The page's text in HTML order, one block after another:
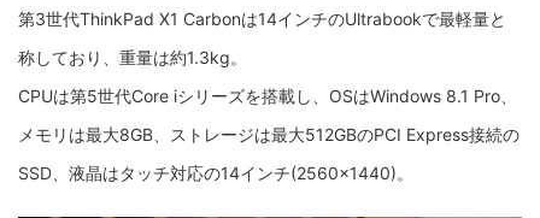
第3世代ThinkPad X1 Carbonは14インチのUltrabookで最軽量と
称しており、重量は約1.3kg。
CPUは第5世代Core iシリーズを搭載し、OSはWindows 8.1 Pro、
メモリは最大8GB、ストレージは最大512GBのPCI Express接続の
SSD、液晶はタッチ対応の14インチ(2560×1440)。